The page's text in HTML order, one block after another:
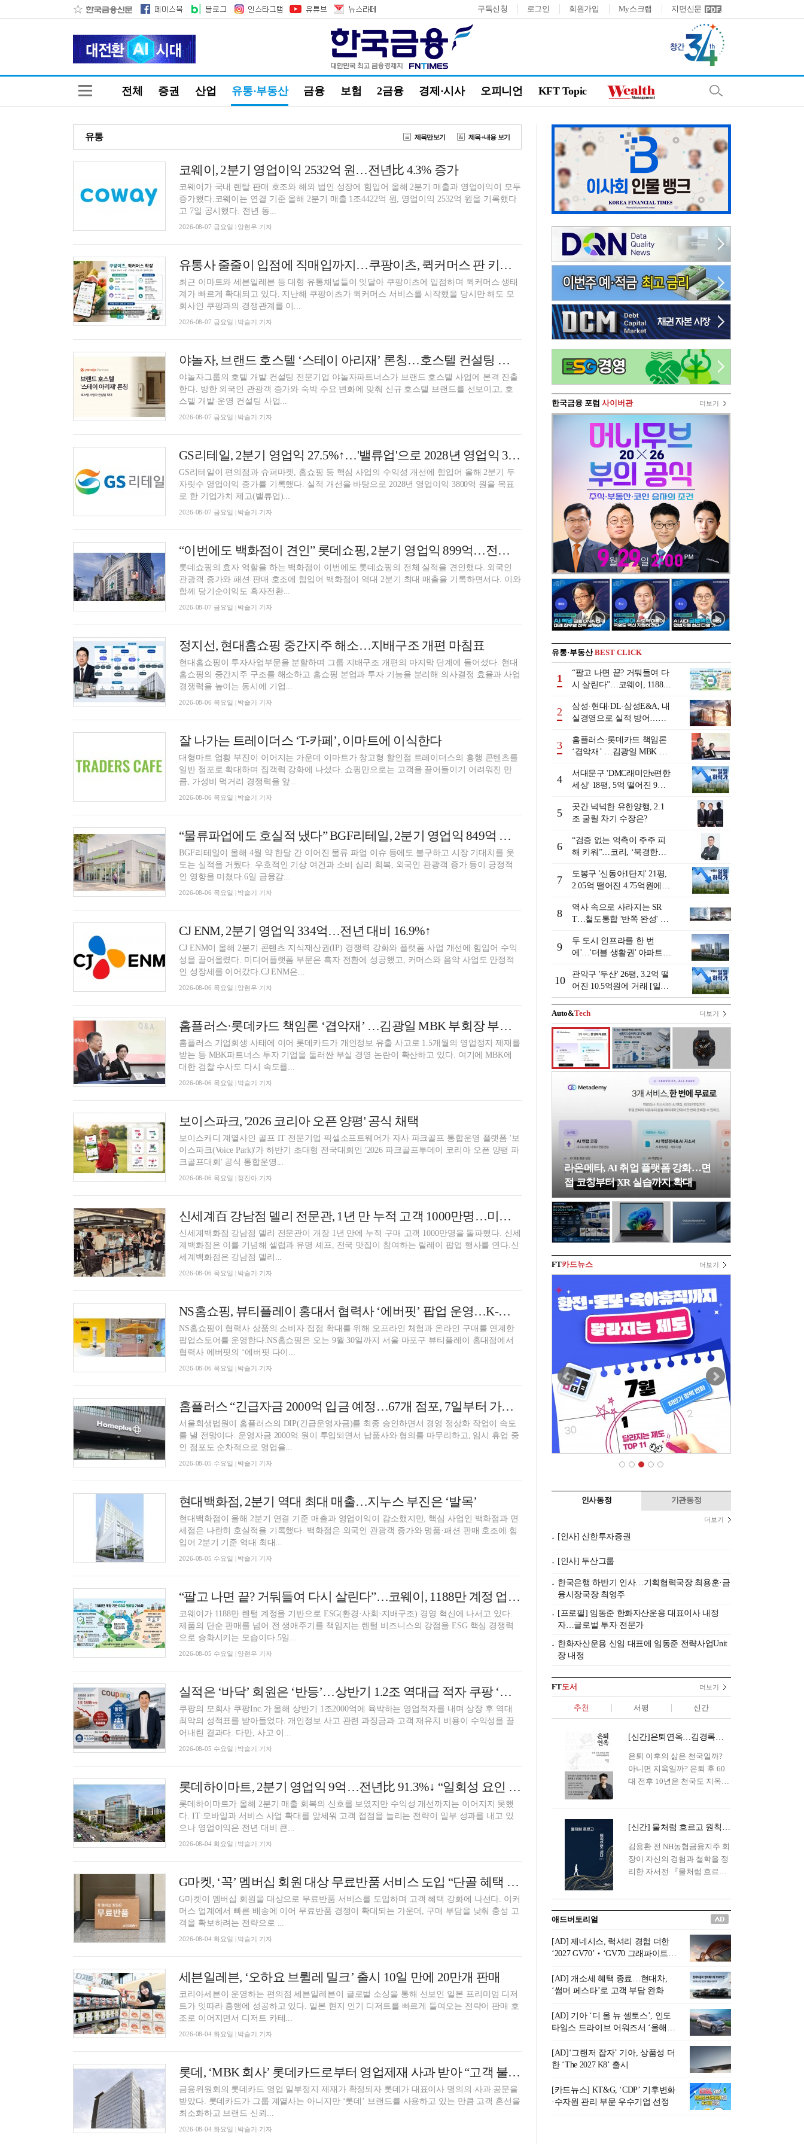
구독신청 로그인 회원가입 My스크랩 지면신문
전체 증권 산업 유통·부동산 금융 보험 2금융 경제·시사 오피니언 KFT Topic
유통 제목만보기 제목+내용 보기
코웨이, 2분기 영업이익 2532억 원…전년比 4.3% 증가
코웨이가 국내 렌탈 판매 호조와 해외 법인 성장에 힘입어 올해 2분기 매출과 영업이익이 모두
증가했다.코웨이는 연결 기준 올해 2분기 매출 1조4422억 원, 영업이익 2532억 원을 기록했다
고 7일 공시했다. 전년 동...
2026-08-07 금요일 | 양현우 기자
유통사 줄줄이 입점에 직매입까지…쿠팡이츠, 퀵커머스 판 키운다
최근 이마트와 세븐일레븐 등 대형 유통채널들이 잇달아 쿠팡이츠에 입점하며 퀵커머스 생태
계가 빠르게 확대되고 있다. 지난해 쿠팡이츠가 퀵커머스 서비스를 시작했을 당시만 해도 모
회사인 쿠팡과의 경쟁관계를 이...
2026-08-07 금요일 | 박슬기 기자
야놀자, 브랜드 호스텔 ‘스테이 아리재’ 론칭…호스텔 컨설팅 진출
야놀자그룹의 호텔 개발 컨설팅 전문기업 야놀자파트너스가 브랜드 호스텔 사업에 본격 진출
한다. 방한 외국인 관광객 증가와 숙박 수요 변화에 맞춰 신규 호스텔 브랜드를 선보이고, 호
스텔 개발·운영 컨설팅 사업...
2026-08-07 금요일 | 박슬기 기자
GS리테일, 2분기 영업익 27.5%↑…'밸류업'으로 2028년 영업익 3800억 정조준
GS리테일이 편의점과 슈퍼마켓, 홈쇼핑 등 핵심 사업의 수익성 개선에 힘입어 올해 2분기 두
자릿수 영업이익 증가를 기록했다. 실적 개선을 바탕으로 2028년 영업이익 3800억 원을 목표
로 한 기업가치 제고(밸류업)...
2026-08-07 금요일 | 박슬기 기자
“이번에도 백화점이 견인” 롯데쇼핑, 2분기 영업익 899억…전년比 121.2%↑
롯데쇼핑의 효자 역할을 하는 백화점이 이번에도 롯데쇼핑의 전체 실적을 견인했다. 외국인
관광객 증가와 패션 판매 호조에 힘입어 백화점이 역대 2분기 최대 매출을 기록하면서다. 이와
함께 당기순이익도 흑자전환...
2026-08-07 금요일 | 박슬기 기자
정지선, 현대홈쇼핑 중간지주 해소…지배구조 개편 마침표
현대홈쇼핑이 투자사업부문을 분할하며 그룹 지배구조 개편의 마지막 단계에 들어섰다. 현대
홈쇼핑의 중간지주 구조를 해소하고 홈쇼핑 본업과 투자 기능을 분리해 의사결정 효율과 사업
경쟁력을 높이는 동시에 기업...
2026-08-06 목요일 | 박슬기 기자
잘 나가는 트레이더스 ‘T-카페’, 이마트에 이식한다
대형마트 업황 부진이 이어지는 가운데 이마트가 창고형 할인점 트레이더스의 흥행 콘텐츠를
일반 점포로 확대하며 집객력 강화에 나섰다. 쇼핑만으로는 고객을 끌어들이기 어려워진 만
큼, 가성비 먹거리 경쟁력을 앞...
2026-08-06 목요일 | 박슬기 기자
“물류파업에도 호실적 냈다” BGF리테일, 2분기 영업익 849억 전년比 22.3%↑
BGF리테일이 올해 4월 약 한달 간 이어진 물류 파업 이슈 등에도 불구하고 시장 기대치를 웃
도는 실적을 거뒀다. 우호적인 기상 여건과 소비 심리 회복, 외국인 관광객 증가 등이 긍정적
인 영향을 미쳤다.6일 금융감...
2026-08-06 목요일 | 박슬기 기자
CJ ENM, 2분기 영업익 334억…전년 대비 16.9%↑
CJ ENM이 올해 2분기 콘텐츠 지식재산권(IP) 경쟁력 강화와 플랫폼 사업 개선에 힘입어 수익
성을 끌어올렸다. 미디어플랫폼 부문은 흑자 전환에 성공했고, 커머스와 음악 사업도 안정적
인 성장세를 이어갔다.CJ ENM은...
2026-08-06 목요일 | 양현우 기자
홈플러스·롯데카드 책임론 ‘겹악재’ …김광일 MBK 부회장 부담 커지나
홈플러스 기업회생 사태에 이어 롯데카드가 개인정보 유출 사고로 1.5개월의 영업정지 제재를
받는 등 MBK파트너스 투자 기업을 둘러싼 부실 경영 논란이 확산하고 있다. 여기에 MBK에
대한 검찰 수사도 다시 속도를...
2026-08-06 목요일 | 박슬기 기자
보이스파크, '2026 코리아 오픈 양평' 공식 채택
보이스캐디 계열사인 골프 IT 전문기업 픽셀소프트웨어가 자사 파크골프 통합운영 플랫폼 '보
이스파크(Voice Park)'가 하반기 초대형 전국대회인 '2026 파크골프투데이 코리아 오픈 양평 파
크골프대회' 공식 통합운영...
2026-08-06 목요일 | 정진아 기자
신세계百 강남점 델리 전문관, 1년 만 누적 고객 1000만명…미식 축제 연다
신세계백화점 강남점 델리 전문관이 개장 1년 만에 누적 구매 고객 1000만명을 돌파했다. 신세
계백화점은 이를 기념해 셀럽과 유명 셰프, 전국 맛집이 참여하는 릴레이 팝업 행사를 연다.신
세계백화점은 강남점 델리...
2026-08-06 목요일 | 박슬기 기자
NS홈쇼핑, 뷰티플레이 홍대서 협력사 ‘에버핏’ 팝업 운영…K-뷰티 판로 확대 지원
NS홈쇼핑이 협력사 상품의 소비자 접점 확대를 위해 오프라인 체험과 온라인 구매를 연계한
팝업스토어를 운영한다.NS홈쇼핑은 오는 9월 30일까지 서울 마포구 뷰티플레이 홍대점에서
협력사 에버핏의 ‘에버핏 다이...
2026-08-06 목요일 | 박슬기 기자
홈플러스 “긴급자금 2000억 입금 예정…67개 점포, 7일부터 가오픈”
서울회생법원이 홈플러스의 DIP(긴급운영자금)를 최종 승인하면서 경영 정상화 작업이 속도
를 낼 전망이다. 운영자금 2000억 원이 투입되면서 납품사와 협의를 마무리하고, 임시 휴업 중
인 점포도 순차적으로 영업을...
2026-08-05 수요일 | 박슬기 기자
현대백화점, 2분기 역대 최대 매출…지누스 부진은 ‘발목’
현대백화점이 올해 2분기 연결 기준 매출과 영업이익이 감소했지만, 핵심 사업인 백화점과 면
세점은 나란히 호실적을 기록했다. 백화점은 외국인 관광객 증가와 명품·패션 판매 호조에 힘
입어 2분기 기준 역대 최대...
2026-08-05 수요일 | 박슬기 기자
“팔고 나면 끝? 거둬들여 다시 살린다”…코웨이, 1188만 계정 업고 ESG 밸류업
코웨이가 1188만 렌털 계정을 기반으로 ESG(환경·사회·지배구조) 경영 혁신에 나서고 있다.
제품의 단순 판매를 넘어 전 생애주기를 책임지는 렌털 비즈니스의 강점을 ESG 핵심 경쟁력
으로 승화시키는 모습이다.5일...
2026-08-05 수요일 | 양현우 기자
실적은 ‘바닥’ 회원은 ‘반등’…상반기 1.2조 역대급 적자 쿠팡 ‘희비’
쿠팡의 모회사 쿠팡Inc.가 올해 상반기 1조2000억에 육박하는 영업적자를 내며 상장 후 역대
최악의 성적표를 받아들었다. 개인정보 사고 관련 과징금과 고객 재유치 비용이 수익성을 끌
어내린 결과다. 다만, 사고 이...
2026-08-05 수요일 | 박슬기 기자
롯데하이마트, 2분기 영업익 9억…전년比 91.3%↓ “일회성 요인 영향”
롯데하이마트가 올해 2분기 매출 회복의 신호를 보였지만 수익성 개선까지는 이어지지 못했
다. IT·모바일과 서비스 사업 확대를 앞세워 고객 접점을 늘리는 전략이 일부 성과를 내고 있
으나 영업이익은 전년 대비 큰...
2026-08-04 화요일 | 박슬기 기자
G마켓, ‘꼭’ 멤버십 회원 대상 무료반품 서비스 도입 “단골 혜택 강화”
G마켓이 멤버십 회원을 대상으로 무료반품 서비스를 도입하며 고객 혜택 강화에 나선다. 이커
머스 업계에서 빠른 배송에 이어 무료반품 경쟁이 확대되는 가운데, 구매 부담을 낮춰 충성 고
객을 확보하려는 전략으로 ...
2026-08-04 화요일 | 박슬기 기자
세븐일레븐, ‘오하요 브륄레 밀크’ 출시 10일 만에 20만개 판매
코리아세븐이 운영하는 편의점 세븐일레븐이 글로벌 소싱을 통해 선보인 일본 프리미엄 디저
트가 잇따라 흥행에 성공하고 있다. 일본 현지 인기 디저트를 빠르게 들여오는 전략이 판매 호
조로 이어지면서 디저트 카테...
2026-08-04 화요일 | 박슬기 기자
롯데, ‘MBK 회사’ 롯데카드로부터 영업제재 사과 받아 “고객 불편 최소화”
금융위원회의 롯데카드 영업 일부정지 제재가 확정되자 롯데가 대표이사 명의의 사과 공문을
받았다. 롯데카드가 그룹 계열사는 아니지만 ‘롯데’ 브랜드를 사용하고 있는 만큼 고객 혼선을
최소화하고 브랜드 신뢰...
2026-08-04 화요일 | 박슬기 기자
한국금융 포럼 사이버관 더보기
유통·부동산BEST CLICK
1
“팔고 나면 끝? 거둬들여 다
시 살린다”…코웨이, 1188만
2
삼성·현대·DL·삼성E&A, 내
실경영으로 실적 방어…미
3
홈플러스·롯데카드 책임론
‘겹악재’ …김광일 MBK 부
4
서대문구 'DMC래미안e편한
세상' 18평, 5억 떨어진 9억
5
곳간 넉넉한 유한양행, 2.1
조 굴릴 차기 수장은?
6
“검증 없는 억측이 주주 피
해 키워”…코리, ‘북경한미
7
도봉구 '신동아1단지' 21평,
2.05억 떨어진 4.75억원에
8
역사 속으로 사라지는 SR
T…철도통합 '반쪽 완성' 남
9
두 도시 인프라를 한 번
에'…'더블 생활권' 아파트,
10
관악구 '두산' 26평, 3.2억 떨
어진 10.5억원에 거래 [일일
하락가]
Auto&Tech 더보기
라온메타, AI 취업 플랫폼 강화…면
접 코칭부터 XR 실습까지 확대
FT카드뉴스 더보기
인사동정 기관동정
더보기
[인사] 신한투자증권
[인사] 두산그룹
한국은행 하반기 인사…기획협력국장 최용훈·금
융시장국장 최영주
[프로필] 임동준 한화자산운용 대표이사 내정
자…글로벌 투자 전문가
한화자산운용 신임 대표에 임동준 전략사업Unit
장 내정
FT도서 더보기
추천 서평 신간
[신간]은퇴연옥…김경록의 은퇴 후 삶의 나침반
은퇴 이후의 삶은 천국일까?
아니면 지옥일까? 은퇴 후 60
대 전후 10년은 천국도 지옥도
은퇴 설계를 가이드해 온 김경
록 옵투스자산운용의 고문이
신간 『은퇴연옥』을 내놓았
다.단테는 지옥을 '모든 희망을
록 고문은 새로운 시각을 제시
0년의 과도기는 지옥이 아니라
정화와 성장의 공간인 ‘은퇴연
옥(Purgatory)’이라는 것이다.
연옥은 고통스럽지만 끝이 있
으며, 준비를 통해 천국으로 나
아갈 수 있는 희망의 장소라고
말한
[신간] 물처럼 흐르고 원칙으로 서다…김용환의 통찰을 담다
김용환 전 NH농협금융지주 회
장이 자신의 경험과 철학을 정
리한 자서전 『물처럼 흐르고
통 관료 출신으로 한국 금융의
주요 변곡점마다 중요한 역할
을 하고 금융 경영인으로서 큰
족적을 남긴 김 전 회장이 후배
세대에게 전하는 삶의 조언을
담은 인생 노트다.『물처럼 흐
르고 원칙으로 서다』는 단순
한 자서전을 넘어, 실패를 두려
워하지 않는 용기와 자신에 대
한 믿음이 어떻게 삶을 풍요롭
게 만드는지를 보여주는 지혜
의 보고로 평가된다.김용환 전
회장은 “인생의 목표가 크더라
도 조급해하지 말고 작은 것부
터 하나 하나 성취해 나가
라”고 조언한다. 뼈아픈 실패
조차 성공의 뼈대가 된다는 긍
애드버토리얼
[AD] 제네시스, 럭셔리 경험 더한
‘2027 GV70’‧‘GV70 그래파이트’
[AD] 개소세 혜택 종료…현대차,
‘썸머 페스타’로 고객 부담 완화
[AD] 기아 ‘디 올 뉴 셀토스’, 인도
타임스 드라이브 어워즈서 ‘올해의
[AD]‘그랜저 잡자’ 기아, 상품성 더
한 ‘The 2027 K8’ 출시
[카드뉴스] KT&G, ‘CDP’ 기후변화
·수자원 관리 부문 우수기업 선정